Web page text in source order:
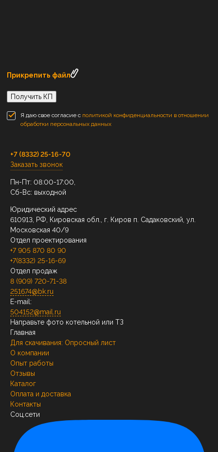
Прикрепить файл
Получить КП
Я даю свое согласие с политикой конфиденциальности в отношении
обработки персональных данных
+7 (8332) 25-16-70
Заказать звонок
Пн-Пт: 08:00-17:00,
Сб-Вс: выходной
Юридический адрес
610913, РФ, Кировская обл., г. Киров п. Садаковский, ул.
Московская 40/9
Отдел проектирования
+7 905 870 80 90
+7(8332) 25-16-69
Отдел продаж
8 (909) 720-71-38
251674@bk.ru
E-mail:
504152@mail.ru
Направьте фото котельной или ТЗ
Главная
Для скачивания: Опросный лист
О компании
Опыт работы
Отзывы
Каталог
Оплата и доставка
Контакты
Соц.сети